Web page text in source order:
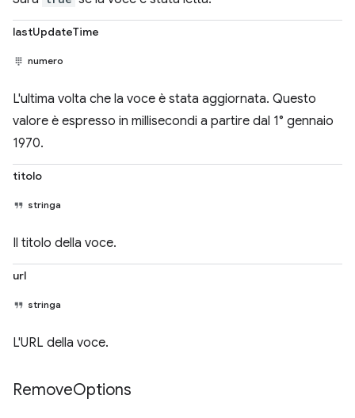
lastUpdateTime
numero
L'ultima volta che la voce è stata aggiornata. Questo
valore è espresso in millisecondi a partire dal 1° gennaio
1970.
titolo
stringa
Il titolo della voce.
url
stringa
L'URL della voce.
RemoveOptions